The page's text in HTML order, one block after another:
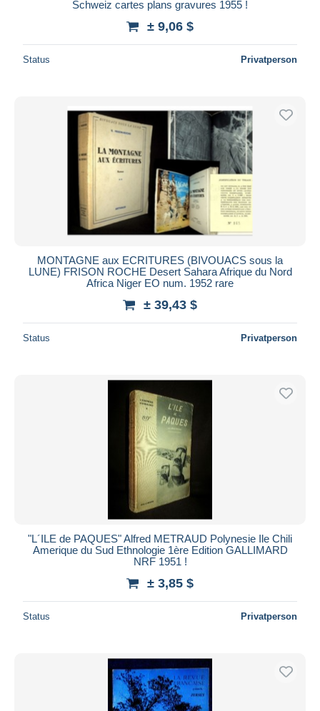
Schweiz cartes plans gravures 1955 !
± 9,06 $
Status Privatperson
MONTAGNE aux ECRITURES (BIVOUACS sous la
LUNE) FRISON ROCHE Desert Sahara Afrique du Nord
Africa Niger EO num. 1952 rare
± 39,43 $
Status Privatperson
"L´ILE de PAQUES" Alfred METRAUD Polynesie Ile Chili
Amerique du Sud Ethnologie 1ère Edition GALLIMARD
NRF 1951 !
± 3,85 $
Status Privatperson